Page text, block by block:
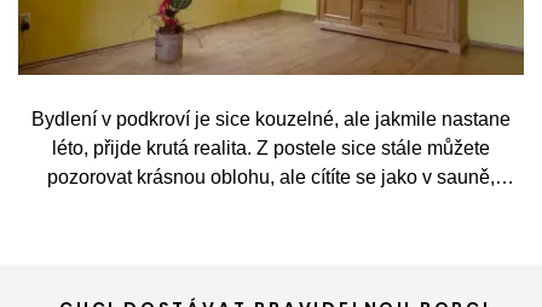
Bydlení v podkroví je sice kouzelné, ale jakmile nastane
léto, přijde krutá realita. Z postele sice stále můžete
pozorovat krásnou oblohu, ale cítíte se jako v sauně,